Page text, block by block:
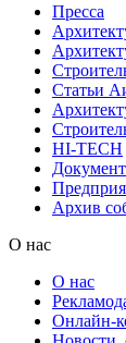
Пресса
Статьи
HI-TECH
Архив
О нас
О нас
Онлайн-